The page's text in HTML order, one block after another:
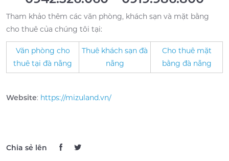
Tham khảo thêm các văn phòng, khách sạn và mặt bằng
cho thuê của chúng tôi tại:
Văn phòng cho
thuê tại đà nẵng
Thuê khách sạn đà
nẵng
Cho thuê mặt
bằng đà nẵng
Website: https://mizuland.vn/
Chia sẻ lên